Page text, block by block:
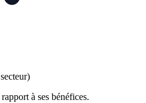
à ses bénéfices.